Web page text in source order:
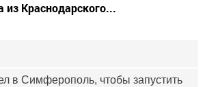
из Краснодарского...
в Симферополь, чтобы запустить